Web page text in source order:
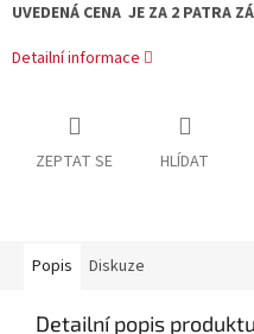
UVEDENÁ CENA JE ZA 2 PATRA
Detailní informace
ZEPTAT SE HLÍDAT
Popis Diskuze
Detailní popis produktu